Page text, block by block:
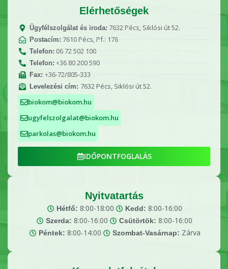
Elérhetőségek
Ügyfélszolgálat és iroda: 7632 Pécs, Siklósi út 52.
Postacím: 7610 Pécs, Pf.: 176
Telefon: 06 72 502 100
Telefon:+36 80 200 590
Fax: +36-72/805-333
Levelezési cím: 7632 Pécs, Siklósi út 52.
biokom@biokom.hu
ugyfelszolgalat@biokom.hu
parkolas@biokom.hu
IDŐPONTFOGLALÁS
Nyitvatartás
Hétfő: 8:00-18:00 Kedd: 8:00-16:00
Szerda: 8:00-16:00 Csütörtök: 8:00-16:00
Péntek: 8:00-14:00 Szombat-Vasárnap: Zárva